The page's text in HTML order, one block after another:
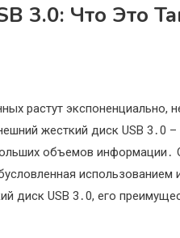
3.0: Что Это
растут экспоненциально,
жесткий диск USB 3․0
объемов
использованием
диск USB 3․0, его